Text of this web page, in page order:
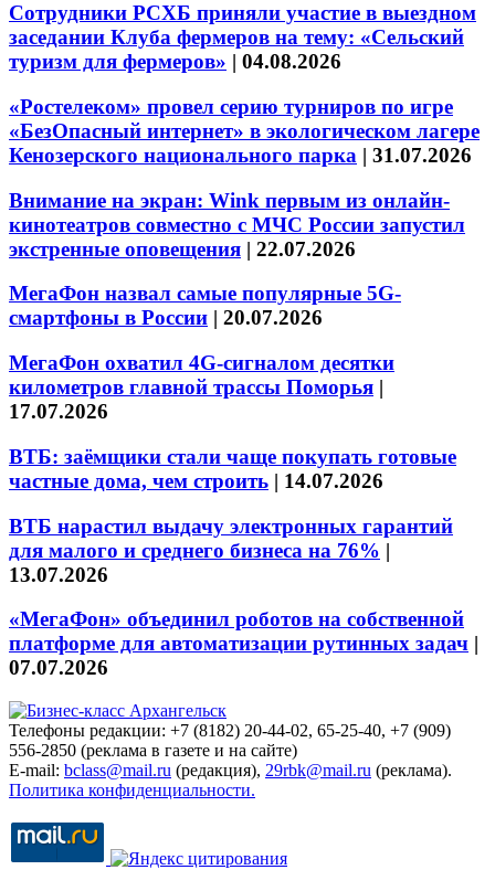
Сотрудники РСХБ приняли участие в выездном
заседании Клуба фермеров на тему: «Сельский
туризм для фермеров» | 04.08.2026
«Ростелеком» провел серию турниров по игре
«БезОпасный интернет» в экологическом лагере
Кенозерского национального парка | 31.07.2026
Внимание на экран: Wink первым из онлайн-
кинотеатров совместно с МЧС России запустил
экстренные оповещения | 22.07.2026
МегаФон назвал самые популярные 5G-
смартфоны в России | 20.07.2026
МегаФон охватил 4G-сигналом десятки
километров главной трассы Поморья |
17.07.2026
ВТБ: заёмщики стали чаще покупать готовые
частные дома, чем строить | 14.07.2026
ВТБ нарастил выдачу электронных гарантий
для малого и среднего бизнеса на 76% |
13.07.2026
«МегаФон» объединил роботов на собственной
платформе для автоматизации рутинных задач |
07.07.2026
Телефоны редакции: +7 (8182) 20-44-02, 65-25-40, +7 (909)
556-2850 (реклама в газете и на сайте)
E-mail: bclass@mail.ru (редакция), 29rbk@mail.ru (реклама).
Политика конфиденциальности.